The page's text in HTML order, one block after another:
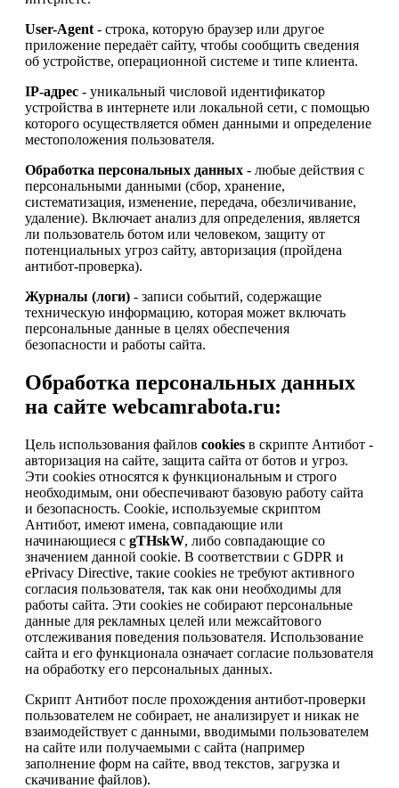
User-Agent - строка, которую браузер или другое
приложение передаёт сайту, чтобы сообщить сведения
об устройстве, операционной системе и типе клиента.
IP-адрес - уникальный числовой идентификатор
устройства в интернете или локальной сети, с помощью
которого осуществляется обмен данными и определение
местоположения пользователя.
Обработка персональных данных - любые действия с
персональными данными (сбор, хранение,
систематизация, изменение, передача, обезличивание,
удаление). Включает анализ для определения, является
ли пользователь ботом или человеком, защиту от
потенциальных угроз сайту, авторизация (пройдена
антибот-проверка).
Журналы (логи) - записи событий, содержащие
техническую информацию, которая может включать
персональные данные в целях обеспечения
безопасности и работы сайта.
Обработка персональных данных
на сайте webcamrabota.ru:
Цель использования файлов cookies в скрипте Антибот -
авторизация на сайте, защита сайта от ботов и угроз.
Эти cookies относятся к функциональным и строго
необходимым, они обеспечивают базовую работу сайта
и безопасность. Cookie, используемые скриптом
Антибот, имеют имена, совпадающие или
начинающиеся с gTHskW, либо совпадающие со
значением данной cookie. В соответствии с GDPR и
ePrivacy Directive, такие cookies не требуют активного
согласия пользователя, так как они необходимы для
работы сайта. Эти cookies не собирают персональные
данные для рекламных целей или межсайтового
отслеживания поведения пользователя. Использование
сайта и его функционала означает согласие пользователя
на обработку его персональных данных.
Скрипт Антибот после прохождения антибот-проверки
пользователем не собирает, не анализирует и никак не
взаимодействует с данными, вводимыми пользователем
на сайте или получаемыми с сайта (например
заполнение форм на сайте, ввод текстов, загрузка и
скачивание файлов).